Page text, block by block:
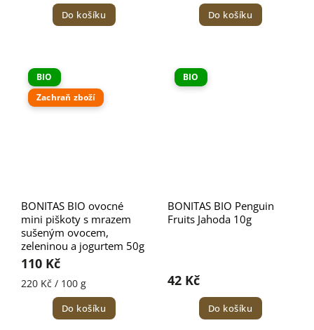
Do košíku Do košíku
BIO
Zachraň zboží
BONITAS BIO ovocné
mini piškoty s mrazem
sušeným ovocem,
zeleninou a jogurtem 50g
110 Kč
220 Kč / 100 g
Do košíku
BIO
BONITAS BIO Penguin
Fruits Jahoda 10g
42 Kč
Do košíku